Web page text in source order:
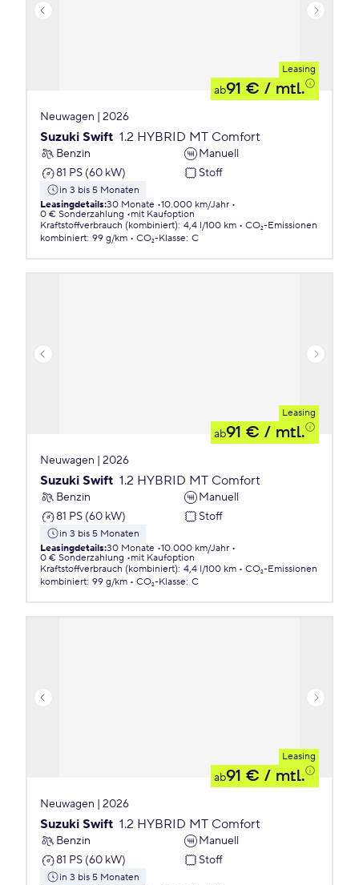
Leasing
ab91 € / mtl.
Neuwagen | 2026
Suzuki Swift 1.2 HYBRID MT Comfort
Benzin
Manuell
81 PS (60 kW)
Stoff
in 3 bis 5 Monaten
Leasingdetails:30 Monate 10.000 km/Jahr
0 € Sonderzahlung
mit Kaufoption
Kraftstoffverbrauch (kombiniert): 4,4 l/100 km
CO₂-Emissionen
kombiniert: 99 g/km CO₂-Klasse: C
Leasing
ab91 € / mtl.
Neuwagen | 2026
Suzuki Swift 1.2 HYBRID MT Comfort
Benzin
Manuell
81 PS (60 kW)
Stoff
in 3 bis 5 Monaten
Leasingdetails:30 Monate 10.000 km/Jahr
0 € Sonderzahlung
mit Kaufoption
Kraftstoffverbrauch (kombiniert): 4,4 l/100 km
CO₂-Emissionen
kombiniert: 99 g/km CO₂-Klasse: C
Leasing
ab91 € / mtl.
Neuwagen | 2026
Suzuki Swift 1.2 HYBRID MT Comfort
Benzin
Manuell
81 PS (60 kW)
Stoff
in 3 bis 5 Monaten